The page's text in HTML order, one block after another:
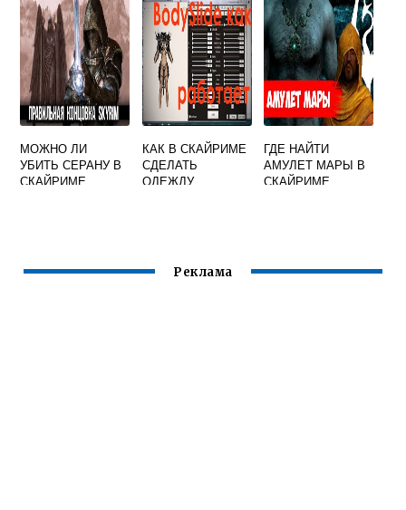
МОЖНО ЛИ
УБИТЬ СЕРАНУ В
СКАЙРИМЕ
КАК В СКАЙРИМЕ
СДЕЛАТЬ
ОДЕЖДУ
ГДЕ НАЙТИ
АМУЛЕТ МАРЫ В
СКАЙРИМЕ
Реклама